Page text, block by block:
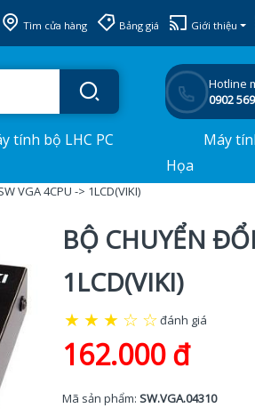
Tìm cửa hàng Bảng giá Giới thiệu
Hotline
0902
tính bộ LHC PC
Máy
Họa
VGA 4CPU -> 1LCD(VIKI)
BỘ CHUYỂN
1LCD(VIKI)
★ ★ ★ ☆ ☆đánh giá
162.000 đ
Mã sản phẩm: SW.VGA.04310